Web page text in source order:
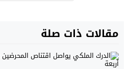
مقالات ذات صلة